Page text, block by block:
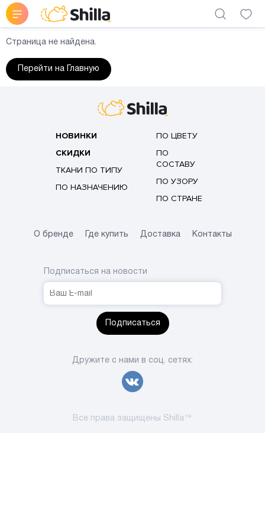
Страница не найдена.
Перейти на Главную
НОВИНКИ
СКИДКИ
ТКАНИ ПО ТИПУ
ПО НАЗНАЧЕНИЮ
ПО ЦВЕТУ
ПО
СОСТАВУ
ПО УЗОРУ
ПО СТРАНЕ
О бренде Где купить Доставка Контакты
Подписаться на новости
Подписаться
Дружите с нами в соц. сетях:
Все права защищены Shilla™